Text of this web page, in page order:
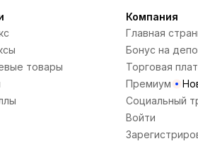
товары
Компания
Главная
Бонус на
Торговая
Премиум
Социальный
Войти